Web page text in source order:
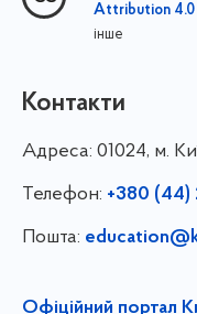
Attribution 4.0
інше
Контакти
Адреса: 01024, м.
Телефон: +380 (44)
Пошта:
Офіційний портал